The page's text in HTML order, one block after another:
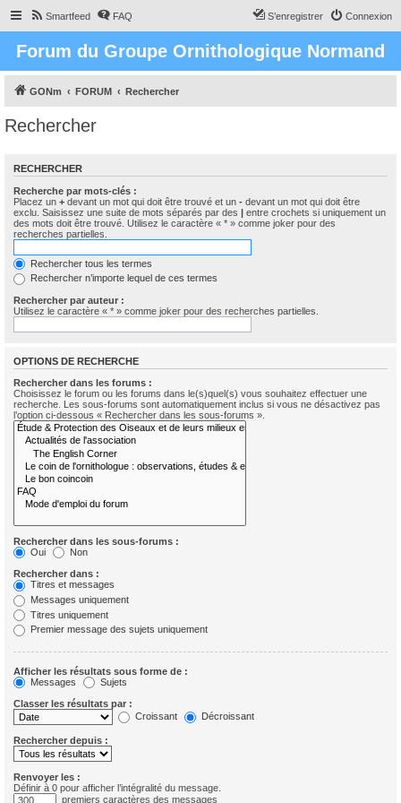
Smartfeed FAQ Connexion
S’enregistrer
Forum du Groupe Ornithologique Normand
GONm FORUM Rechercher
Rechercher
RECHERCHER
Recherche par mots-clés :
Placez un + devant un mot qui doit être trouvé et un - devant un mot qui doit être
exclu. Saisissez une suite de mots séparés par des | entre crochets si uniquement un
des mots doit être trouvé. Utilisez le caractère « * » comme joker pour des
recherches partielles.
Rechercher tous les termes
Rechercher n’importe lequel de ces termes
Rechercher par auteur :
Utilisez le caractère « * » comme joker pour des recherches partielles.
OPTIONS DE RECHERCHE
Rechercher dans les forums :
Choisissez le forum ou les forums dans le(s)quel(s) vous souhaitez effectuer une
recherche. Les sous-forums sont automatiquement inclus si vous ne désactivez pas
l’option ci-dessous « Rechercher dans les sous-forums ».
Rechercher dans les sous-forums :
Oui
Non
Rechercher dans :
Titres et messages
Messages uniquement
Titres uniquement
Premier message des sujets uniquement
Afficher les résultats sous forme de :
Messages
Sujets
Classer les résultats par :
Croissant
Décroissant
Rechercher depuis :
Renvoyer les :
Définir à 0 pour afficher l’intégralité du message.
premiers caractères des messages